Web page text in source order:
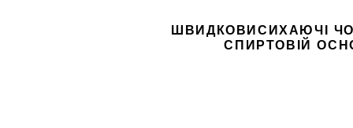
ШВИДКОВИСИХАЮЧІ
СПИРТОВІЙ